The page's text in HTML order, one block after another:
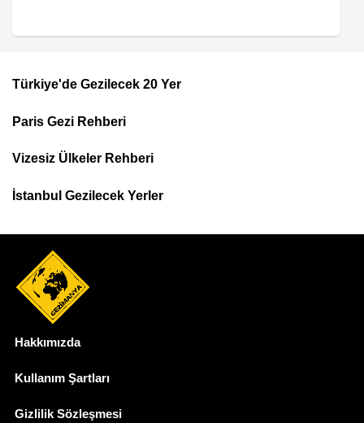
Footer
Top
Menu
Türkiye'de Gezilecek 20 Yer
Paris Gezi Rehberi
Vizesiz Ülkeler Rehberi
İstanbul Gezilecek Yerler
Hakkımızda
Kullanım Şartları
Gizlilik Sözleşmesi